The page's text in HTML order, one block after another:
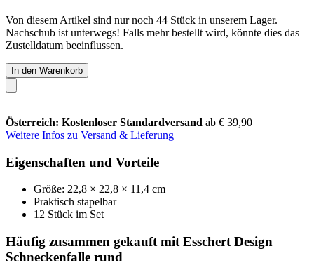
Von diesem Artikel sind nur noch 44 Stück in unserem Lager.
Nachschub ist unterwegs! Falls mehr bestellt wird, könnte dies das
Zustelldatum beeinflussen.
In den Warenkorb
Österreich: Kostenloser Standardversand ab € 39,90
Weitere Infos zu Versand & Lieferung
Eigenschaften und Vorteile
Größe: 22,8 × 22,8 × 11,4 cm
Praktisch stapelbar
12 Stück im Set
Häufig zusammen gekauft mit Esschert Design
Schneckenfalle rund